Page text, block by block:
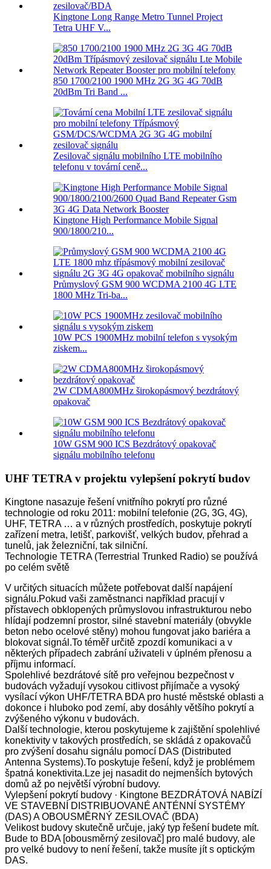
Kingtone Long Range Metro Tunnel Project
Tetra UHF V...
850 1700/2100 1900 MHz 2G 3G 4G 70dB
20dBm Tri Band ...
Zesilovač signálu mobilního LTE mobilního
telefonu v tovární ceně...
Kingtone High Performance Mobile Signal
900/1800/210...
Průmyslový GSM 900 WCDMA 2100 4G LTE
1800 MHz Tri-ba...
10W PCS 1900MHz mobilní telefon s vysokým
ziskem...
2W CDMA800MHz širokopásmový bezdrátový
opakovač
10W GSM 900 ICS Bezdrátový opakovač
signálu mobilního telefonu
UHF TETRA v projektu vylepšení pokrytí budov
Kingtone nasazuje řešení vnitřního pokrytí pro různé
technologie od roku 2011: mobilní telefonie (2G, 3G, 4G),
UHF, TETRA … a v různých prostředích, poskytuje pokrytí
zařízení metra, letišť, parkovišť, velkých budov, přehrad a
tunelů, jak železniční, tak silniční.
Technologie TETRA (Terrestrial Trunked Radio) se používá
po celém světě
V určitých situacích můžete potřebovat další napájení
signálu.Pokud vaši zaměstnanci například pracují v
přístavech obklopených průmyslovou infrastrukturou nebo
hlídají podzemní prostor, silné stavební materiály (obvykle
beton nebo ocelové stěny) mohou fungovat jako bariéra a
blokovat signál.To téměř určitě zpozdí komunikaci a v
některých případech zabrání uživateli v úplném přenosu a
příjmu informací.
Spolehlivé bezdrátové sítě pro veřejnou bezpečnost v
budovách vyžadují vysokou citlivost přijímače a vysoký
vysílací výkon UHF/TETRA BDA pro husté městské oblasti a
dokonce i hluboko pod zemí, aby dosáhly většího pokrytí a
zvýšeného výkonu v budovách.
Další technologie, kterou poskytujeme k zajištění spolehlivé
konektivity v takových prostředích, se skládá z opakovačů
pro zvýšení dosahu signálu pomocí DAS (Distributed
Antenna Systems).To poskytuje řešení, když je problémem
špatná konektivita.Lze jej nasadit do nejmenších bytových
domů až po největší výrobní budovy.
Vylepšení pokrytí budovy · Kingtone BEZDRÁTOVÁ NABÍZÍ
VE STAVEBNÍ DISTRIBUOVANÉ ANTÉNNÍ SYSTÉMY
(DAS) A OBOUSMĚRNÝ ZESILOVAČ (BDA)
Velikost budovy skutečně určuje, jaký typ řešení budete mít.
Bude to BDA [obousměrný zesilovač] pro malé budovy, ale
pro velké budovy to není řešení, takže musíte jít s optickým
DAS.